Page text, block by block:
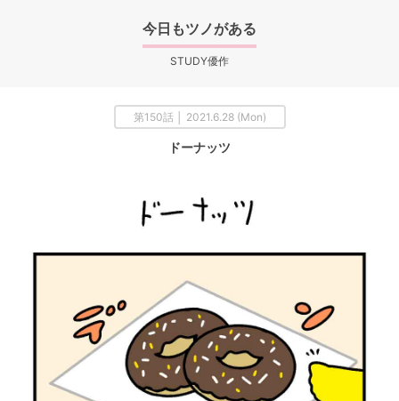
今日もツノがある
STUDY優作
第150話 │ 2021.6.28 (Mon)
ドーナッツ